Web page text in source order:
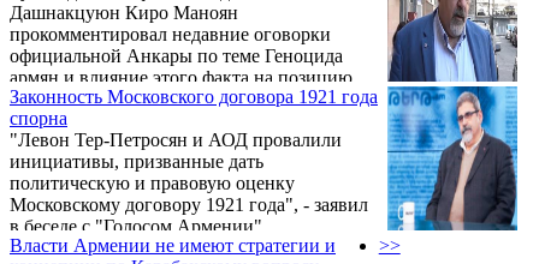
державой. Во-вторых (и это главная
особенность), в этом году эксперты
фиксируют беспрецедентный факт: на фоне
достаточно большой вероятности
признания Геноцида Джо Байденом
препятствия этому заметны со ...
Дашнакцуюн Киро Маноян
прокомментировал недавние оговорки
официальной Анкары по теме Геноцида
армян и влияние этого факта на позицию
США.
Законность Московского договора 1921 года
спорна
"Левон Тер-Петросян и АОД провалили
инициативы, призванные дать
политическую и правовую оценку
Московскому договору 1921 года", - заявил
в беседе с "Голосом Армении"
руководитель офиса Ай Дат и по
Власти Армении не имеют стратегии и
>>